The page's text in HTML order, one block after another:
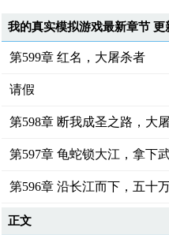
我的真实模拟游戏最新章节
第599章 红名，大屠杀者
请假
第598章 断我成圣之路，大
第597章 龟蛇锁大江，拿下
第596章 沿长江而下，五十
正文